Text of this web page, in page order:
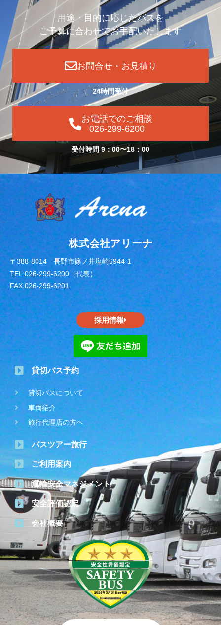
用途・目的に応じたバスを
ご予算に合わせてお手配いたします
お問合せ・お見積り
24時間受付
お電話でのご相談
026-299-6200
受付時間 9：00〜18：00
株式会社アリーナ
〒388-8014 長野市篠ノ井塩崎6944-1
TEL:026-299-6200（代表）
FAX:026-299-6201
採用情報
貸切バス予約
貸切バスについて
車両紹介
旅行代理店の方へ
バスツアー旅行
ご利用案内
運輸安全マネジメント
安全評価認定
会社概要